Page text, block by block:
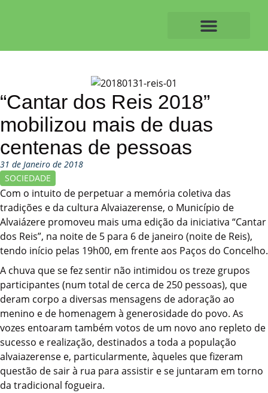
“Cantar dos Reis 2018”
mobilizou mais de duas
centenas de pessoas
31 de Janeiro de 2018
SOCIEDADE
Com o intuito de perpetuar a memória coletiva das
tradições e da cultura Alvaiazerense, o Município de
Alvaiázere promoveu mais uma edição da iniciativa “Cantar
dos Reis”, na noite de 5 para 6 de janeiro (noite de Reis),
tendo início pelas 19h00, em frente aos Paços do Concelho.
A chuva que se fez sentir não intimidou os treze grupos
participantes (num total de cerca de 250 pessoas), que
deram corpo a diversas mensagens de adoração ao
menino e de homenagem à generosidade do povo. As
vozes entoaram também votos de um novo ano repleto de
sucesso e realização, destinados a toda a população
alvaiazerense e, particularmente, àqueles que fizeram
questão de sair à rua para assistir e se juntaram em torno
da tradicional fogueira.